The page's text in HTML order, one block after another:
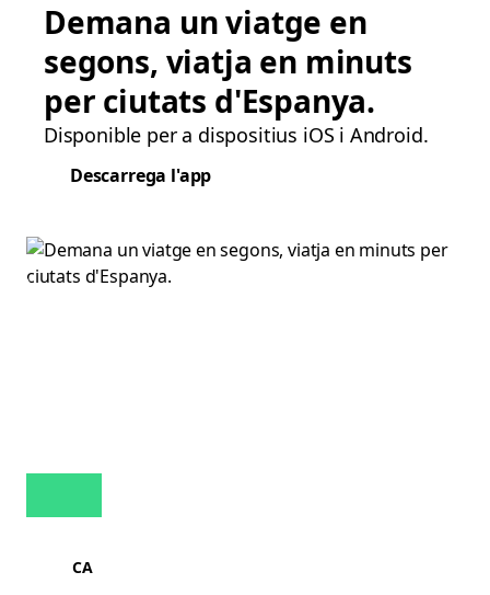
Demana un viatge en
segons, viatja en minuts
per ciutats d'Espanya.
Disponible per a dispositius iOS i Android.
Descarrega l'app
CA